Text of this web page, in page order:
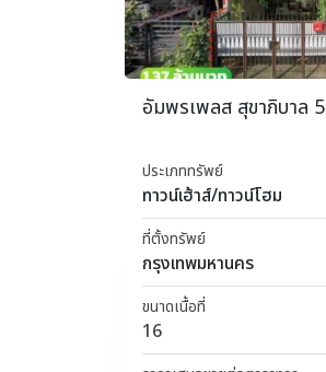
อัมพรเพลส สุขาภิบาล 5
ประเภททรัพย์
ทาวน์เฮ้าส์/ทาวน์โฮม
ที่ตั้งทรัพย์
กรุงเทพมหานคร
ขนาดเนื้อที่
16